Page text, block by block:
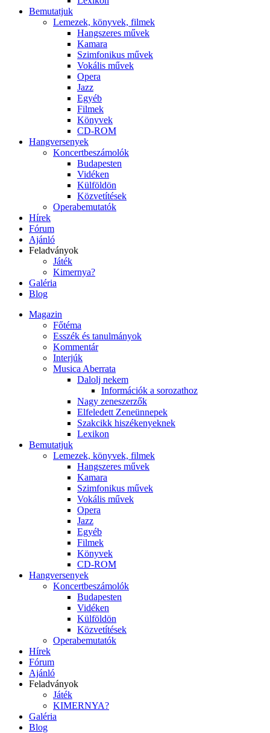
Bemutatjuk
Lemezek, könyvek, filmek
Hangszeres művek
Kamara
Szimfonikus művek
Vokális művek
Opera
Jazz
Egyéb
Filmek
Könyvek
CD-ROM
Hangversenyek
Koncertbeszámolók
Budapesten
Vidéken
Külföldön
Közvetítések
Operabemutatók
Hírek
Fórum
Ajánló
Feladványok
Játék
Kimernya?
Galéria
Blog
Magazin
Főtéma
Esszék és tanulmányok
Kommentár
Interjúk
Musica Aberrata
Dalolj nekem
Információk a sorozathoz
Nagy zeneszerzők
Elfeledett Zeneünnepek
Szakcikk hiszékenyeknek
Lexikon
Bemutatjuk
Lemezek, könyvek, filmek
Hangszeres művek
Kamara
Szimfonikus művek
Vokális művek
Opera
Jazz
Egyéb
Filmek
Könyvek
CD-ROM
Hangversenyek
Koncertbeszámolók
Budapesten
Vidéken
Külföldön
Közvetítések
Operabemutatók
Hírek
Fórum
Ajánló
Feladványok
Játék
KIMERNYA?
Galéria
Blog